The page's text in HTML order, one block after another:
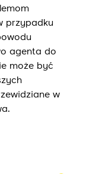
przypadku
agenta do
może być
w